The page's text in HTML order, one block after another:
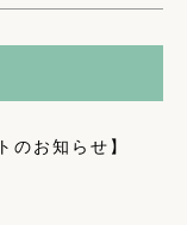
のお知らせ】